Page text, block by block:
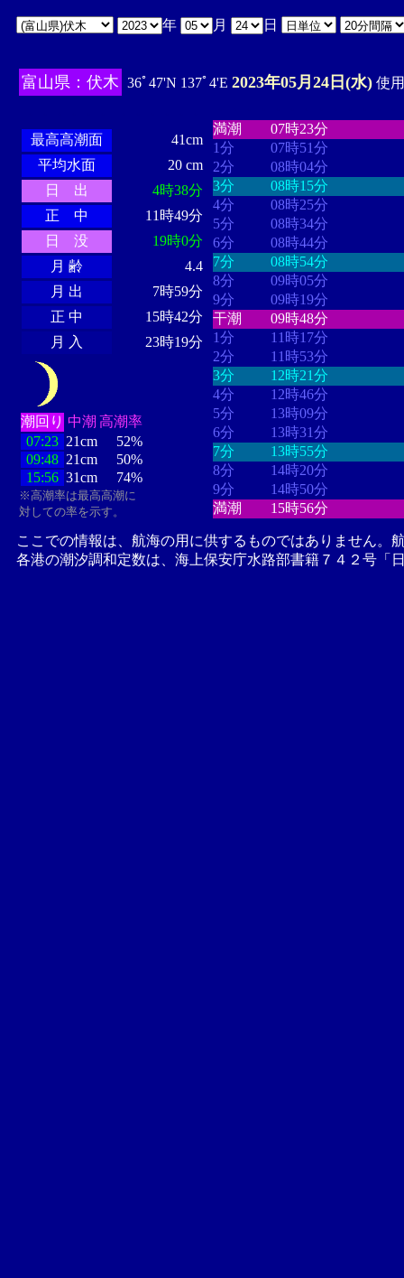
年 月 日
富山県：伏木 36ﾟ47'N 137ﾟ4'E 2023年05月24日(水) 使
最高高潮面
41cm
平均水面
20 cm
日 出
4時38分
正 中
11時49分
日 没
19時0分
月 齢
4.4
月 出
7時59分
正 中
15時42分
月 入
23時19分
潮回り 中潮 高潮率
07:23 21cm
52%
09:48 21cm
50%
15:56 31cm 74%
※高潮率は最高高潮に
対しての率を示す。
満潮
07時23分
1分
07時51分
2分
08時04分
3分
08時15分
4分
08時25分
5分
08時34分
6分
08時44分
7分
08時54分
8分
09時05分
9分
09時19分
干潮
09時48分
1分
11時17分
2分
11時53分
3分
12時21分
4分
12時46分
5分
13時09分
6分
13時31分
7分
13時55分
8分
14時20分
9分
14時50分
満潮
15時56分
ここでの情報は、航海の用に供するものではありません。
各港の潮汐調和定数は、海上保安庁水路部書籍７４２号「